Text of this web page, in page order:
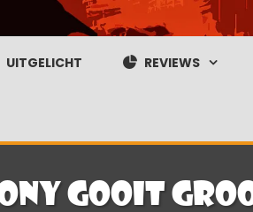
game nieuws, reviews, coverage en
UITGELICHT REVIEWS
gooit